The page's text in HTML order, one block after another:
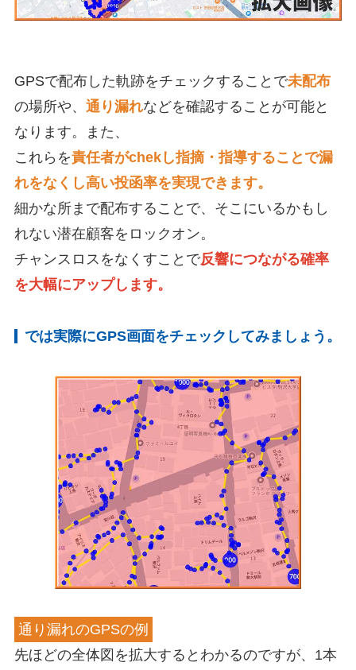
GPSで配布した軌跡をチェックすることで未配布
の場所や、 通り漏れなどを確認することが可能と
なります。また、
これらを責任者がchekし指摘・指導することで漏
れをなくし高い投函率を実現できます。
細かな所まで配布することで、そこにいるかもし
れない潜在顧客をロックオン。
チャンスロスをなくすことで反響につながる確率
を大幅にアップします。
では実際にGPS画面をチェックしてみましょう。
通り漏れのGPSの例
先ほどの全体図を拡大するとわかるのですが、1本